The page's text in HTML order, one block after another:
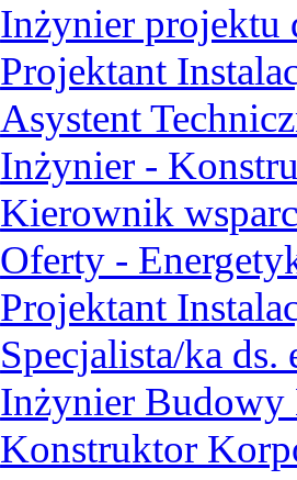
Inżynier projektu
Projektant
Asystent
Inżynier -
Kierownik
Oferty -
Projektant
Specjalista/ka
Inżynier
Konstruktor